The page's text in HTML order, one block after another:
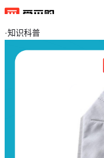
·知识科普